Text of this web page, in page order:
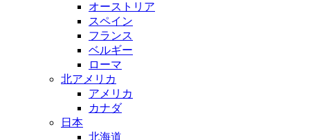
オーストリア
スペイン
フランス
ベルギー
ローマ
北アメリカ
アメリカ
カナダ
日本
北海道